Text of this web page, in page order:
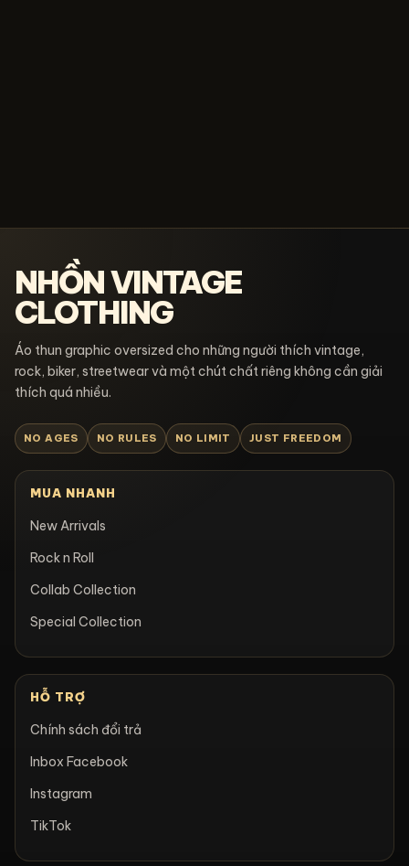
NHỒN VINTAGE
CLOTHING
Áo thun graphic oversized cho những người thích vintage,
rock, biker, streetwear và một chút chất riêng không cần giải
thích quá nhiều.
NO AGES NO RULES NO LIMIT JUST FREEDOM
MUA NHANH
New Arrivals
Rock n Roll
Collab Collection
Special Collection
HỖ TRỢ
Chính sách đổi trả
Inbox Facebook
Instagram
TikTok